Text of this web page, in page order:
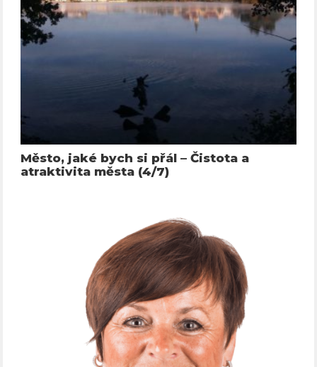
Město, jaké bych si přál – Čistota a
atraktivita města (4/7)